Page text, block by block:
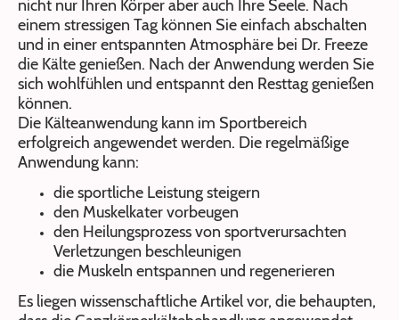
nicht nur Ihren Körper aber auch Ihre Seele. Nach
einem stressigen Tag können Sie einfach abschalten
und in einer entspannten Atmosphäre bei Dr. Freeze
die Kälte genießen. Nach der Anwendung werden Sie
sich wohlfühlen und entspannt den Resttag genießen
können.
Die Kälteanwendung kann im Sportbereich
erfolgreich angewendet werden. Die regelmäßige
Anwendung kann:
die sportliche Leistung steigern
den Muskelkater vorbeugen
den Heilungsprozess von sportverursachten
Verletzungen beschleunigen
die Muskeln entspannen und regenerieren
Es liegen wissenschaftliche Artikel vor, die behaupten,